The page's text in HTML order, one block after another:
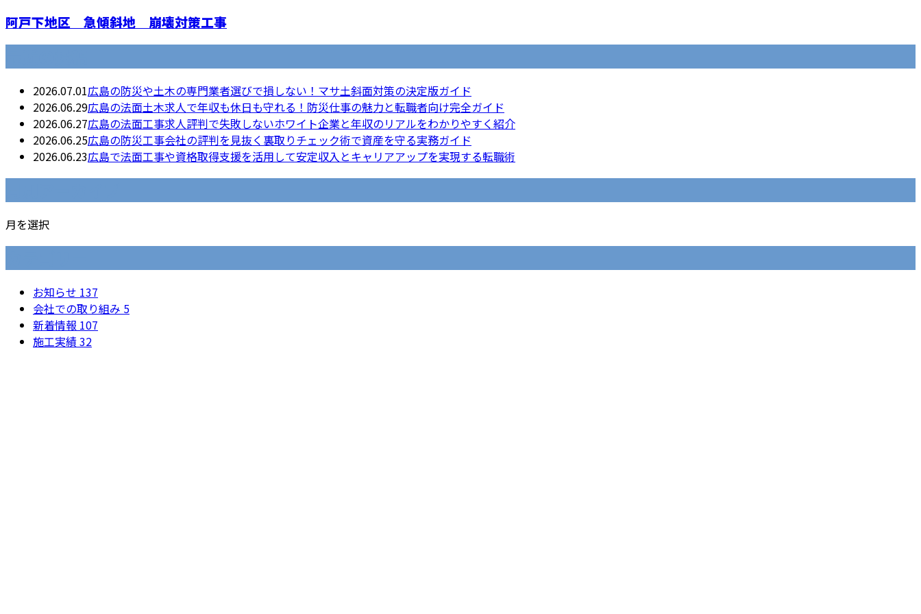
阿戸下地区 急傾斜地 崩壊対策工事
2026.07.01広島の防災や土木の専門業者選びで損しない！マサ土斜面対策の決定版ガイド
2026.06.29広島の法面土木求人で年収も休日も守れる！防災仕事の魅力と転職者向け完全ガイド
2026.06.27広島の法面工事求人評判で失敗しないホワイト企業と年収のリアルをわかりやすく紹介
2026.06.25広島の防災工事会社の評判を見抜く裏取りチェック術で資産を守る実務ガイド
2026.06.23広島で法面工事や資格取得支援を活用して安定収入とキャリアアップを実現する転職術
月を選択
お知らせ 137
会社での取り組み 5
新着情報 107
施工実績32